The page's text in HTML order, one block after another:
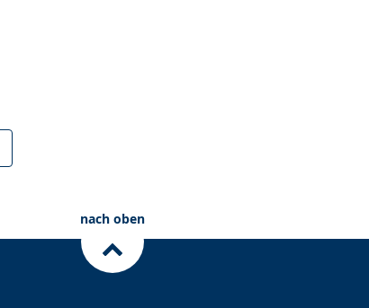
nach oben